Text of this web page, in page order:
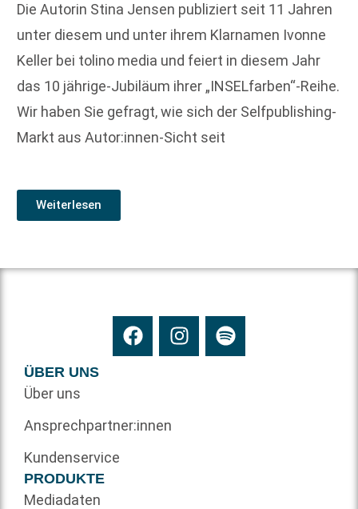
Die Autorin Stina Jensen publiziert seit 11 Jahren
unter diesem und unter ihrem Klarnamen Ivonne
Keller bei tolino media und feiert in diesem Jahr
das 10 jährige-Jubiläum ihrer „INSELfarben“-Reihe.
Wir haben Sie gefragt, wie sich der Selfpublishing-
Markt aus Autor:innen-Sicht seit
Weiterlesen
ÜBER UNS
Über uns
Ansprechpartner:innen
Kundenservice
PRODUKTE
Mediadaten